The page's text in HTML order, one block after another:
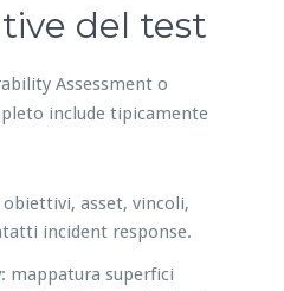
del test
Assessment o
include tipicamente
obiettivi, asset, vincoli,
incident response.
: mappatura superfici